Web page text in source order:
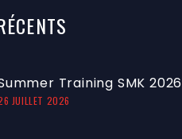
Training SMK 2026
JUILLET 2026